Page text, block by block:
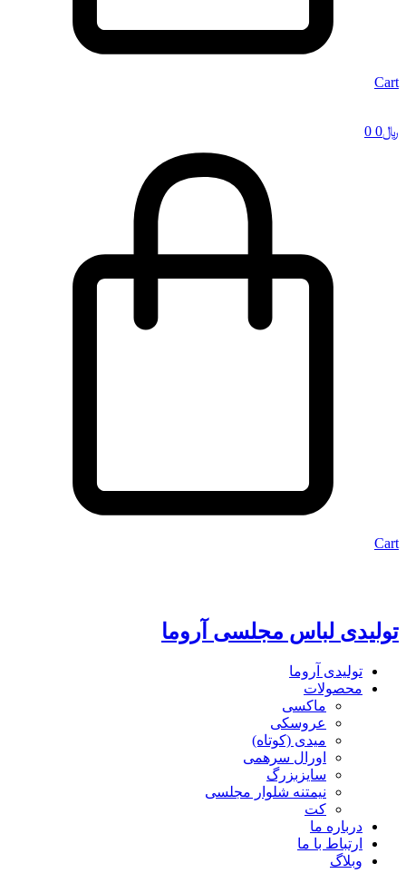
Cart
﷼0
0
Cart
تولیدی لباس مجلسی آروما
تولیدی آروما
محصولات
ماکسی
عروسکی
میدی (کوتاه)
اورال سرهمی
سایزبزرگ
نیمتنه شلوار مجلسی
کت
درباره ما
ارتباط با ما
وبلاگ